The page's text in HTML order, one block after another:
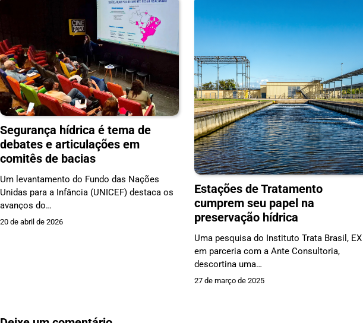
Segurança hídrica é tema de
debates e articulações em
comitês de bacias
Um levantamento do Fundo das Nações
Unidas para a Infância (UNICEF) destaca os
avanços do…
20 de abril de 2026
Estações de Tratamento
cumprem seu papel na
preservação hídrica
Uma pesquisa do Instituto Trata Brasil, EX
em parceria com a Ante Consultoria,
descortina uma…
27 de março de 2025